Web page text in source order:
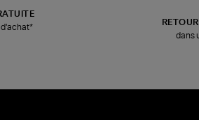
d'achat*
dans